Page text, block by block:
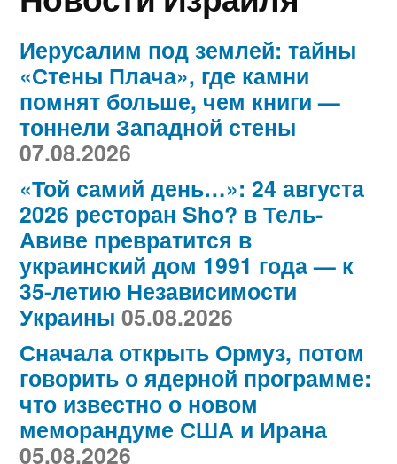
Иерусалим под землей: тайны
«Стены Плача», где камни
помнят больше, чем книги —
тоннели Западной стены
07.08.2026
«Той самий день…»: 24 августа
2026 ресторан Sho? в Тель-
Авиве превратится в
украинский дом 1991 года — к
35-летию Независимости
Украины 05.08.2026
Сначала открыть Ормуз, потом
говорить о ядерной программе:
что известно о новом
меморандуме США и Ирана
05.08.2026